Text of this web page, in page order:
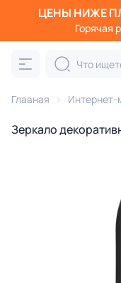
ЦЕНЫ НИЖЕ
Горячая
Главная Интернет-
Зеркало